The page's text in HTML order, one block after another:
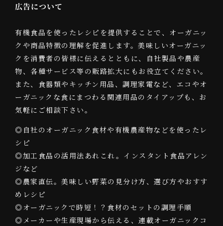
広告について
有機食品を使ったレシピを提供することで、オーガニッ
クや商品特徴の理解を促進します。美味しいオーガニッ
クを消費者の皆様に伝えるとともに、自社製品や農産
物、各種サービス等の販路拡大にもお役立てください。
また、食器類やキッチン用品、調理家電など、エコやオ
ーガニックな食にまつわる関連用品のタイアップも、お
気軽にご相談下さい。
◎自社のオーガニック食材や有機農産物などを使ったレ
シピ
◎加工食品の活用法あれこれ。インスタント食品アレン
ジなど
◎農家直伝。美味しい野菜の見分け方、選び方やおすす
めレシピ
◎オーガニックで時短！？食材のセットの調理手順
◎メーカーや生産現場から伝える、連載オーガニックコ